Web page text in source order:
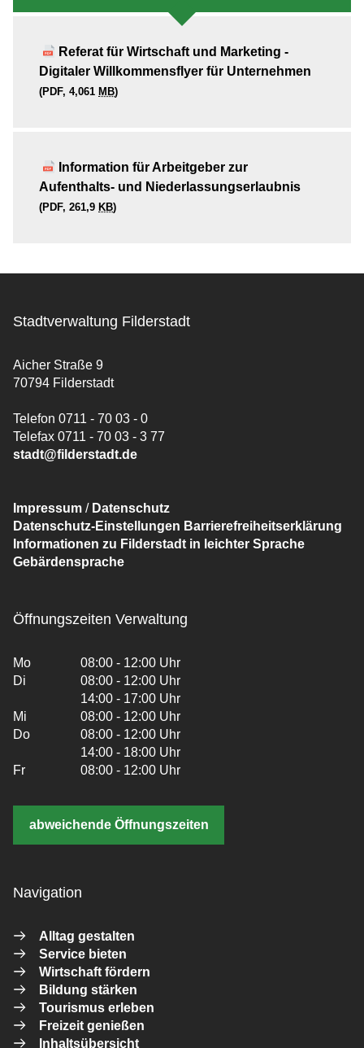
Referat für Wirtschaft und Marketing -
Digitaler Willkommensflyer für Unternehmen
(PDF, 4,061 MB)
Information für Arbeitgeber zur
Aufenthalts- und Niederlassungserlaubnis
(PDF, 261,9 KB)
Stadtverwaltung Filderstadt
Aicher Straße 9
70794 Filderstadt
Telefon 0711 - 70 03 - 0
Telefax 0711 - 70 03 - 3 77
stadt@filderstadt.de
Impressum / Datenschutz
Datenschutz-Einstellungen Barrierefreiheitserklärung
Informationen zu Filderstadt in leichter Sprache
Gebärdensprache
Öffnungszeiten Verwaltung
Mo
08:00 - 12:00 Uhr
Di
08:00 - 12:00 Uhr
14:00 - 17:00 Uhr
Mi
08:00 - 12:00 Uhr
Do
08:00 - 12:00 Uhr
14:00 - 18:00 Uhr
Fr
08:00 - 12:00 Uhr
abweichende Öffnungszeiten
Navigation
Alltag gestalten
Service bieten
Wirtschaft fördern
Bildung stärken
Tourismus erleben
Freizeit genießen
Inhaltsübersicht